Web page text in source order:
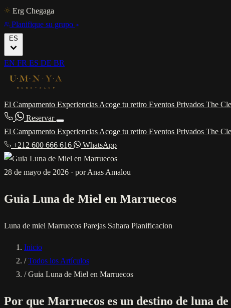
Erg Chegaga
Planifique su grupo
ES
EN FR ES DE BR
El Campamento Experiencias Acoge tu retiro Eventos Privados The
Reservar
El Campamento Experiencias Acoge tu retiro Eventos Privados The
+212 600 666 616
WhatsApp
28 de mayo de 2026 · por Anas Amalou
Guia Luna de Miel en Marruecos
Luna de miel Marruecos Parejas Sahara Planificacion
Inicio
/ Todos los Artículos
/ Guia Luna de Miel en Marruecos
Por que Marruecos es un destino de luna